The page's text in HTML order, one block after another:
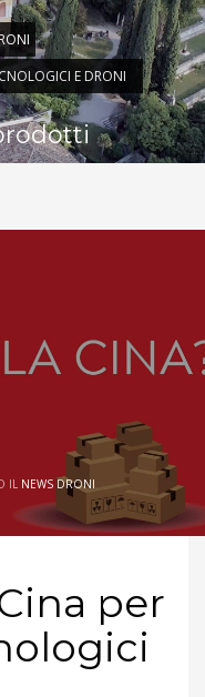
E DRONI
IL NEWS DRONI
per